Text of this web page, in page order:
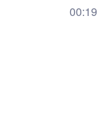
00:19